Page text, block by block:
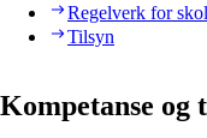
Regelverk for
Tilsyn
Kompetanse og